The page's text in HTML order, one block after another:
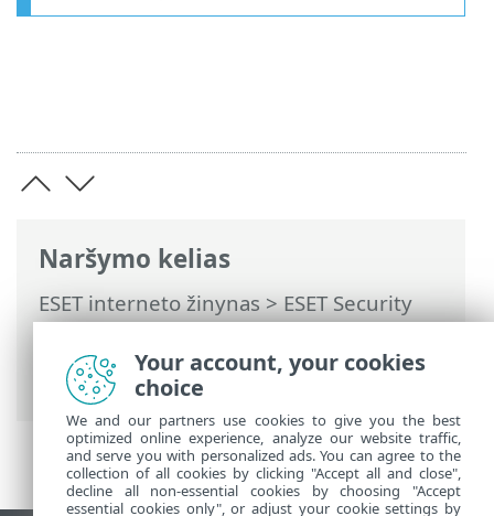
Naršymo kelias
ESET interneto žinynas>ESET Security
Ultimate>Darbas su ESET Security
Ultimate
>Įrankiai> Pasirinkti mėginį
analizei
Your account, your cookies
choice
We and our partners use cookies to give you the best
optimized online experience, analyze our website traffic,
and serve you with personalized ads. You can agree to the
collection of all cookies by clicking "Accept all and close",
decline all non-essential cookies by choosing "Accept
essential cookies only", or adjust your cookie settings by